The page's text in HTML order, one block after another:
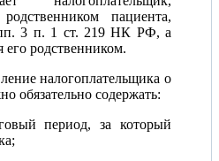
пациента,
3 п. 1 ст. 219 НК РФ, а
родственником.
налогоплательщика о
обязательно содержать:
период, за который